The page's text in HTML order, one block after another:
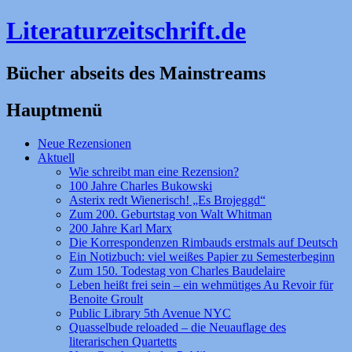
Literaturzeitschrift.de
Bücher abseits des Mainstreams
Hauptmenü
Zum
Inhalt
Neue Rezensionen
Aktuell
Wie schreibt man eine Rezension?
100 Jahre Charles Bukowski
Asterix redt Wienerisch! „Es Brojeggd“
Zum 200. Geburtstag von Walt Whitman
200 Jahre Karl Marx
Die Korrespondenzen Rimbauds erstmals auf Deutsch
Ein Notizbuch: viel weißes Papier zu Semesterbeginn
Zum 150. Todestag von Charles Baudelaire
Leben heißt frei sein – ein wehmütiges Au Revoir für
Benoite Groult
Public Library 5th Avenue NYC
Quasselbude reloaded – die Neuauflage des
literarischen Quartetts